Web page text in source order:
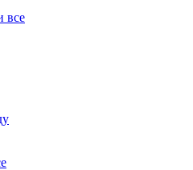
все